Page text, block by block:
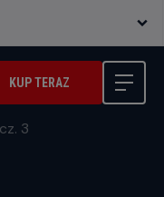
KUP TERAZ